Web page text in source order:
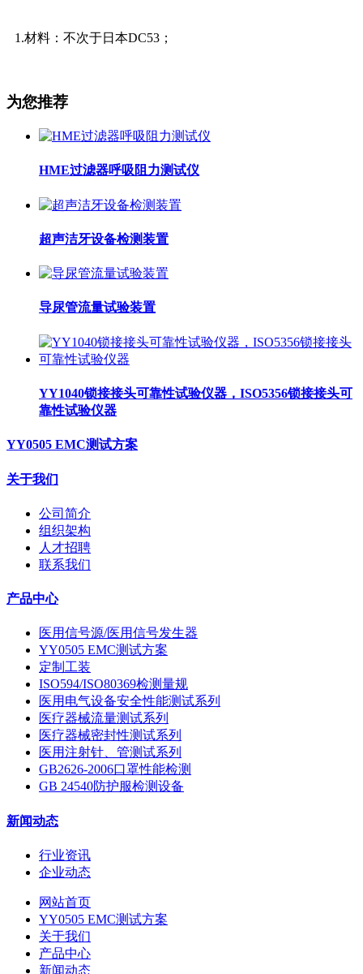
1.材料：不次于日本DC53；
为您推荐
HME过滤器呼吸阻力测试仪
超声洁牙设备检测装置
导尿管流量试验装置
YY1040锁接接头可靠性试验仪器，ISO5356锁接接头可
靠性试验仪器
YY0505 EMC测试方案
关于我们
公司简介
组织架构
人才招聘
联系我们
产品中心
医用信号源/医用信号发生器
YY0505 EMC测试方案
定制工装
ISO594/ISO80369检测量规
医用电气设备安全性能测试系列
医疗器械流量测试系列
医疗器械密封性测试系列
医用注射针、管测试系列
GB2626-2006口罩性能检测
GB 24540防护服检测设备
新闻动态
行业资讯
企业动态
网站首页
YY0505 EMC测试方案
关于我们
产品中心
新闻动态